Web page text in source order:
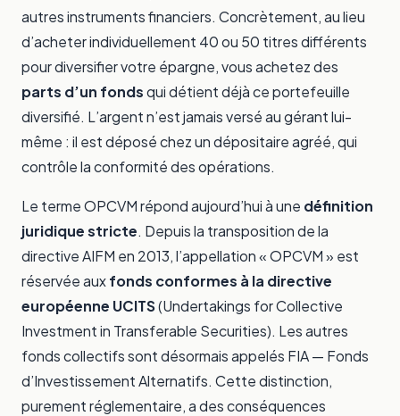
autres instruments financiers. Concrètement, au lieu
d’acheter individuellement 40 ou 50 titres différents
pour diversifier votre épargne, vous achetez des
parts d’un fondsqui détient déjà ce portefeuille
diversifié. L’argent n’est jamais versé au gérant lui-
même : il est déposé chez un dépositaire agréé, qui
contrôle la conformité des opérations.
Le terme OPCVM répond aujourd’hui à une définition
juridique stricte. Depuis la transposition de la
directive AIFM en 2013, l’appellation « OPCVM » est
réservée auxfonds conformes à la directive
européenne UCITS(Undertakings for Collective
Investment in Transferable Securities). Les autres
fonds collectifs sont désormais appelés FIA — Fonds
d’Investissement Alternatifs. Cette distinction,
purement réglementaire, a des conséquences